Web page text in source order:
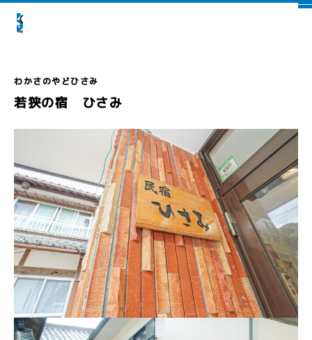
若狭の宿 ひさみ